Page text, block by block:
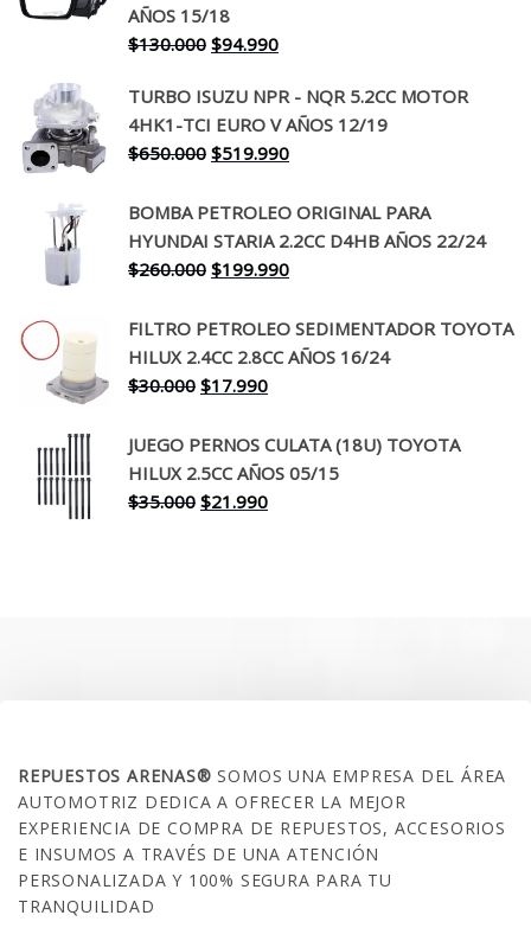
AÑOS 15/18
$130.000 El
original
era:
$130.000.
$94.990El
actual
es:
$94.990.
TURBO ISUZU NPR - NQR 5.2CC MOTOR
4HK1-TCI EURO V AÑOS 12/19
$650.000 El
original
era:
$650.000.
$519.990El
actual
es:
$519.990.
BOMBA PETROLEO ORIGINAL PARA
HYUNDAI STARIA 2.2CC D4HB AÑOS 22/24
$260.000 El
original
era:
$260.000.
$199.990El
actual
es:
FILTRO PETROLEO SEDIMENTADOR TOYOTA
HILUX 2.4CC 2.8CC AÑOS 16/24
$30.000 El
original
era:
$30.000.
$17.990El
actual
es:
$17.990.
JUEGO PERNOS CULATA (18U) TOYOTA
HILUX 2.5CC AÑOS 05/15
$35.000 El
$21.990El
REPUESTOS ARENAS®SOMOS UNA EMPRESA DEL ÁREA
AUTOMOTRIZ DEDICA A OFRECER LA MEJOR
EXPERIENCIA DE COMPRA DE REPUESTOS, ACCESORIOS
E INSUMOS A TRAVÉS DE UNA ATENCIÓN
PERSONALIZADA Y 100% SEGURA PARA TU
TRANQUILIDAD